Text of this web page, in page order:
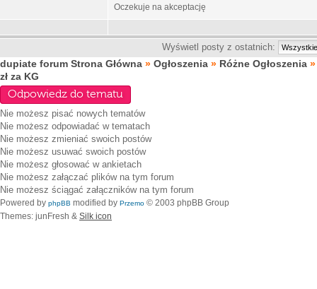
Oczekuje na akceptację
Wyświetl posty z ostatnich:
dupiate forum Strona Główna » Ogłoszenia » Różne Ogłoszenia
zł za KG
Odpowiedz do tematu
Nie możesz pisać nowych tematów
Nie możesz odpowiadać w tematach
Nie możesz zmieniać swoich postów
Nie możesz usuwać swoich postów
Nie możesz głosować w ankietach
Nie możesz załączać plików na tym forum
Nie możesz ściągać załączników na tym forum
Powered by phpBB modified by Przemo © 2003 phpBB Group
Themes: junFresh & Silk icon